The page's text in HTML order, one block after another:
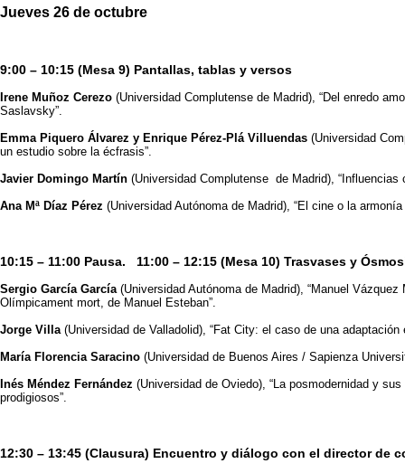
Jueves 26 de octubre
9:00 – 10:15 (Mesa 9) Pantallas, tablas y versos
Irene Muñoz Cerezo (Universidad Complutense de Madrid), “Del enredo
Saslavsky”.
Emma Piquero Álvarez y Enrique Pérez-Plá Villuendas (Universidad
un estudio sobre la écfrasis”.
Javier Domingo Martín (Universidad Complutense de Madrid),
Ana Mª Díaz Pérez (Universidad Autónoma de Madrid), “El cine o la
10:15 – 11:00 Pausa. 11:00 – 12:15 (Mesa 10) Trasvases y
Sergio García García (Universidad Autónoma de Madrid), “Manuel
Olímpicament mort, de Manuel Esteban”.
Jorge Villa (Universidad de Valladolid), “Fat City: el caso de una
María Florencia Saracino (Universidad de Buenos Aires / Sapienza
Inés Méndez Fernández (Universidad de Oviedo), “La posmodernidad y
prodigiosos”.
12:30 – 13:45 (Clausura) Encuentro y diálogo con el director de